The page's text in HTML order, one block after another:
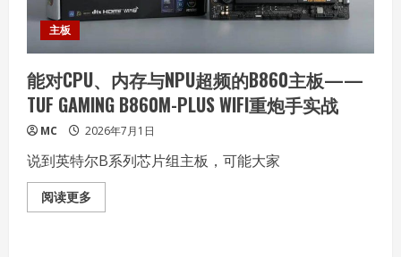
能
机
K90
尊
版
发
布
主板
能对CPU、内存与NPU超频的B860主板——
TUF GAMING B860M-PLUS WIFI重炮手实战
MC 2026年7月1日
说到英特尔B系列芯片组主板，可能大家
阅读更多Read
more